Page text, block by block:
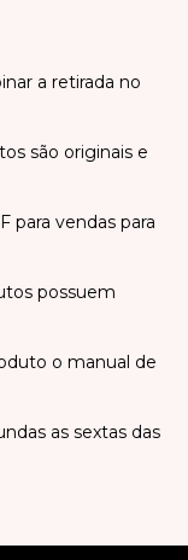
a retirada no
são originais e
para vendas para
possuem
o manual de
as sextas das